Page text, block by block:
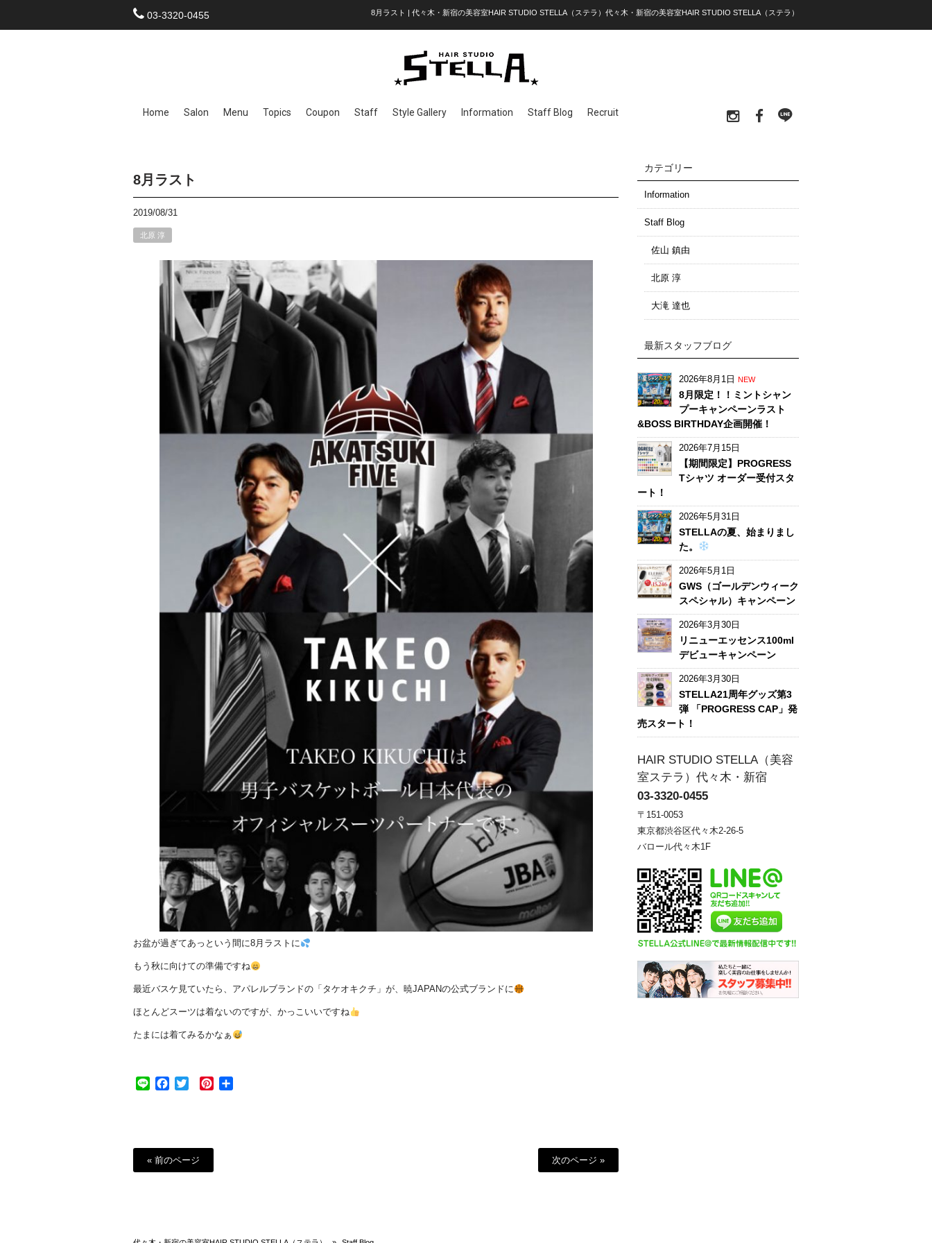
03-3320-0455 8月ラスト | 代々木・新宿の美容室HAIR STUDIO STELLA（ステラ）代々木・新宿の美容室HAIR STUDIO STELLA（ステラ）
Home Salon Menu Topics Coupon Staff Style Gallery Information Staff Blog Recruit
8月ラスト
2019/08/31
北原 淳
お盆が過ぎてあっという間に8月ラストに
もう秋に向けての準備ですね
最近バスケ見ていたら、アパレルブランドの「タケオキクチ」が、暁JAPANの公式ブランドに
ほとんどスーツは着ないのですが、かっこいいですね
たまには着てみるかなぁ
Line Facebook
Twitter Pinterest
« 前のページ 次のページ »
カテゴリー
Information
Staff Blog
佐山 鎮由
北原 淳
大滝 達也
最新スタッフブログ
2026年8月1日 NEW
8月限定！！ミントシャン
プーキャンペーンラスト
&BOSS BIRTHDAY企画開催！
2026年7月15日
【期間限定】PROGRESS
Tシャツ オーダー受付スタ
ート！
2026年5月31日
STELLAの夏、始まりまし
た。
2026年5月1日
GWS（ゴールデンウィーク
スペシャル）キャンペーン
2026年3月30日
リニューエッセンス100ml
デビューキャンペーン
2026年3月30日
STELLA21周年グッズ第3
弾 「PROGRESS CAP」発
売スタート！
HAIR STUDIO STELLA（美容
室ステラ）代々木・新宿
03-3320-0455
〒151-0053
東京都渋谷区代々木2-26-5
バロール代々木1F